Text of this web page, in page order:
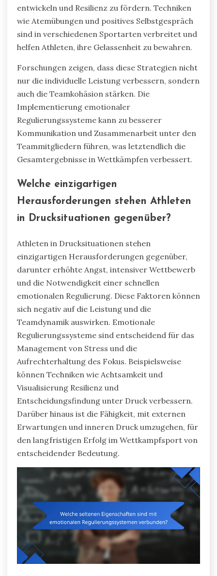
entwickeln und Resilienz zu fördern. Techniken
wie Atemübungen und positives Selbstgespräch
sind in verschiedenen Sportarten verbreitet und
helfen Athleten, ihre Gelassenheit zu bewahren.
Forschungen zeigen, dass diese Strategien nicht
nur die individuelle Leistung verbessern, sondern
auch die Teamkohäsion stärken. Die
Implementierung emotionaler
Regulierungssysteme kann zu besserer
Kommunikation und Zusammenarbeit unter den
Teammitgliedern führen, was letztendlich die
Gesamtergebnisse in Wettkämpfen verbessert.
Welche einzigartigen
Herausforderungen stehen Athleten
in Drucksituationen gegenüber?
Athleten in Drucksituationen stehen
einzigartigen Herausforderungen gegenüber,
darunter erhöhte Angst, intensiver Wettbewerb
und die Notwendigkeit einer schnellen
emotionalen Regulierung. Diese Faktoren können
sich negativ auf die Leistung und die
Teamdynamik auswirken. Emotionale
Regulierungssysteme sind entscheidend für das
Management von Stress und die
Aufrechterhaltung des Fokus. Beispielsweise
können Techniken wie Achtsamkeit und
Visualisierung Resilienz und
Entscheidungsfindung unter Druck verbessern.
Darüber hinaus ist die Fähigkeit, mit externen
Erwartungen und inneren Druck umzugehen, für
den langfristigen Erfolg im Wettkampfsport von
entscheidender Bedeutung.